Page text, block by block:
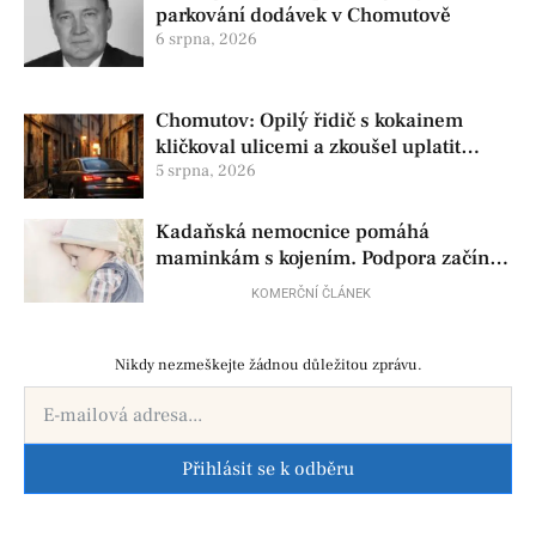
parkování dodávek v Chomutově
6 srpna, 2026
Chomutov: Opilý řidič s kokainem
kličkoval ulicemi a zkoušel uplatit
policisty
5 srpna, 2026
Kadaňská nemocnice pomáhá
maminkám s kojením. Podpora začíná
už před porodemKOMERČNÍ ČLÁNEK
Nikdy nezmeškejte žádnou důležitou zprávu.
Přihlásit se k odběru